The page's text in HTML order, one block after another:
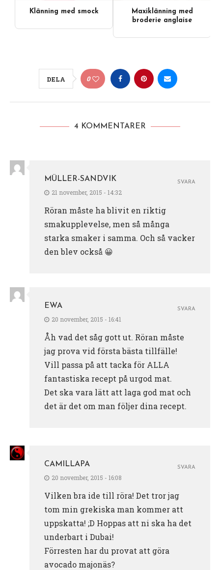
Klänning med smock
Maxiklänning med
broderie anglaise
DELA 0
4 KOMMENTARER
MÜLLER-SANDVIK
21 november, 2015 - 14:32
Röran måste ha blivit en riktig
smakupplevelse, men så många
starka smaker i samma. Och så vacker
den blev också 😀
SVARA
EWA
20 november, 2015 - 16:41
Åh vad det såg gott ut. Röran måste
jag prova vid första bästa tillfälle!
Vill passa på att tacka för ALLA
fantastiska recept på urgod mat.
Det ska vara lätt att laga god mat och
det är det om man följer dina recept.
SVARA
CAMILLAPA
20 november, 2015 - 16:08
Vilken bra ide till röra! Det tror jag
tom min grekiska man kommer att
uppskatta! ;D Hoppas att ni ska ha det
underbart i Dubai!
Förresten har du provat att göra
avocado majonäs?
SVARA